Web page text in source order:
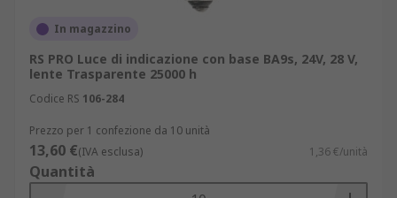
In magazzino
RS PRO Luce di indicazione con base BA9s, 24V, 28 V,
lente Trasparente 25000 h
Codice RS 106-284
Prezzo per 1 confezione da 10 unità
13,60 €(IVA esclusa) 1,36 €/unità
Quantità